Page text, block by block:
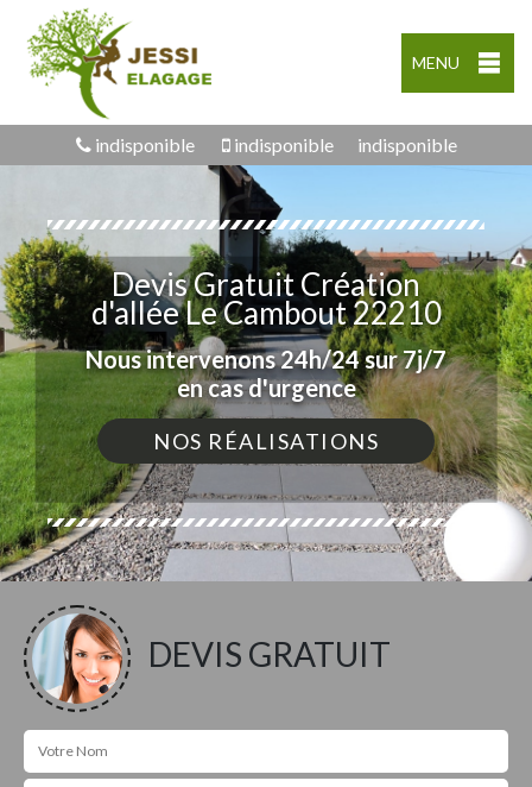
MENU
indisponible indisponible indisponible
Devis Gratuit Création
d'allée Le Cambout 22210
Nous intervenons 24h/24 sur 7j/7
en cas d'urgence
NOS RÉALISATIONS
DEVIS GRATUIT